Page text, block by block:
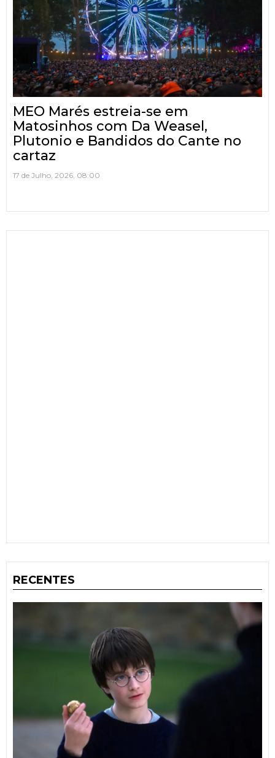
MEO Marés estreia-se em
Matosinhos com Da Weasel,
Plutonio e Bandidos do Cante no
cartaz
17 de Julho, 2026, 08:00
RECENTES